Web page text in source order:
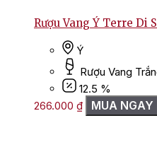
Rượu Vang Ý Terre Di
Ý
Rượu Vang
12.5 %
266.000 ₫ MUA NGAY